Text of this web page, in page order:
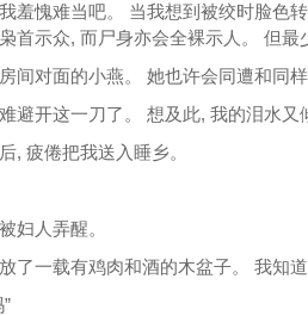
羞愧难当吧。 当我想到被绞时脸色
首示众, 而尸身亦会全裸示人。 但最
间对面的小燕。 她也许会同遭和同
避开这一刀了。 想及此, 我的泪水
, 疲倦把我送入睡乡。
妇人弄醒。
了一载有鸡肉和酒的木盆子。 我知道